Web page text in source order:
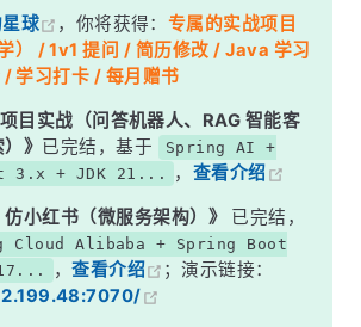
始
做了什么？
完整加载流程
系列注解一览
Starter
球 ，你将获得： 专属的实战项目
） / 1v1 提问 / 简历修改 / Java 学习
学习打卡 / 每月赠书
目实战（问答机器人、RAG 智能客
》 已完结，基于
Spring AI +
3.x + JDK 21...
， 查看介绍
仿小红书（微服务架构）》
已完结，
Cloud Alibaba + Spring Boot
，查看介绍
；演示链接：